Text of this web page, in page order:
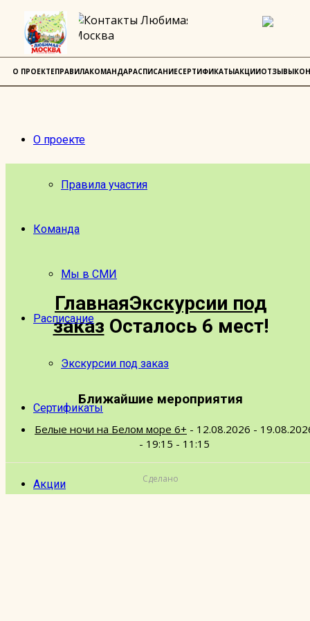
О проекте
Правила участия
Команда
Мы в СМИ
Расписание
Экскурсии под заказ
Сертификаты
Акции
ГлавнаяЭкскурсии под
заказ Осталось 6 мест!
Ближайшие мероприятия
Белые ночи на Белом море 6+ - 12.08.2026 -
- 19:15 - 11:15
Сделано
О ПРОЕКТЕПРАВИЛАКОМАНДАРАСПИСАНИЕСЕРТИФИКАТЫАКЦИИОТЗЫВЫ